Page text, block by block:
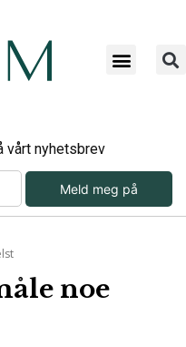
vårt nyhetsbrev
Meld meg på
noe